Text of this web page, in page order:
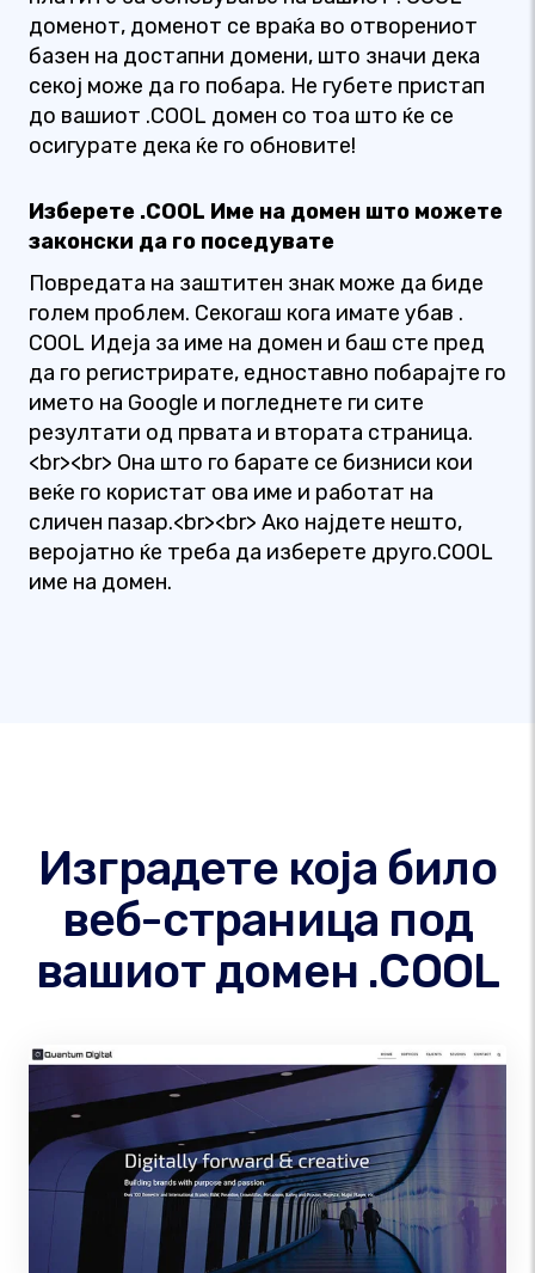
доменот, доменот се враќа во отворениот
базен на достапни домени, што значи дека
секој може да го побара. Не губете пристап
до вашиот .COOL домен со тоа што ќе се
осигурате дека ќе го обновите!
Изберете .COOL Име на домен што можете
законски да го поседувате
Повредата на заштитен знак може да биде
голем проблем. Секогаш кога имате убав .
COOL Идеја за име на домен и баш сте пред
да го регистрирате, едноставно побарајте го
името на Google и погледнете ги сите
резултати од првата и втората страница.
<br><br> Она што го барате се бизниси кои
веќе го користат ова име и работат на
сличен пазар.<br><br> Ако најдете нешто,
веројатно ќе треба да изберете друго.COOL
име на домен.
Изградете која било
веб-страница под
вашиот домен .COOL